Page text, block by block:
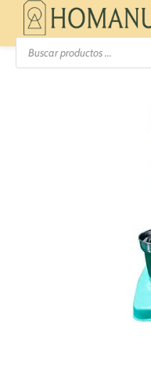
Búsqueda
productos